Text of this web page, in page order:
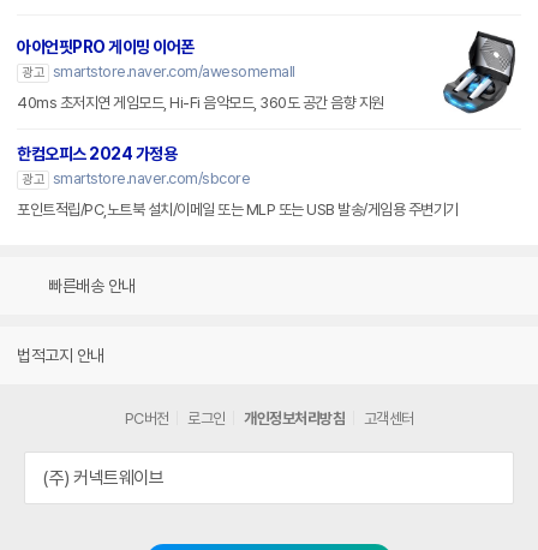
아이언핏PRO 게이밍 이어폰
광고 smartstore.naver.com/awesomemall
40ms 초저지연 게임모드, Hi-Fi 음악모드, 360도 공간 음향 지원
한컴오피스 2024 가정용
광고 smartstore.naver.com/sbcore
포인트적립/PC,노트북 설치/이메일 또는 MLP 또는 USB 발송/게임용 주변기기
빠른배송 안내
법적고지 안내
PC버전 로그인 개인정보처리방침 고객센터
(주) 커넥트웨이브